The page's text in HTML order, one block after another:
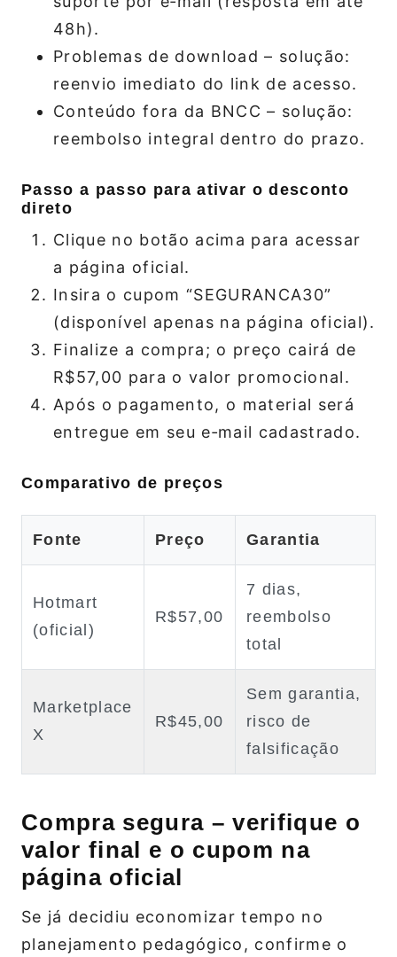
48h).
Problemas de download – solução:
reenvio imediato do link de acesso.
Conteúdo fora da BNCC – solução:
reembolso integral dentro do prazo.
Passo a passo para ativar o desconto
direto
Clique no botão acima para acessar
a página oficial.
Insira o cupom “SEGURANCA30”
(disponível apenas na página oficial).
Finalize a compra; o preço cairá de
R$57,00 para o valor promocional.
Após o pagamento, o material será
entregue em seu e‑mail cadastrado.
Comparativo de preços
Fonte Preço Garantia
Hotmart
(oficial)
R$57,00
7 dias,
reembolso
total
Marketplace
X
R$45,00
Sem garantia,
risco de
falsificação
Compra segura – verifique o
valor final e o cupom na
página oficial
Se já decidiu economizar tempo no
planejamento pedagógico, confirme o